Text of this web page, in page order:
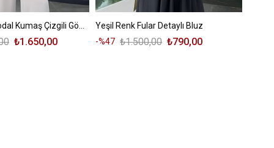
₺1.650,00
Yeşil Renk Fular Detaylı Bluz
%47
₺790,00
₺1.500,00